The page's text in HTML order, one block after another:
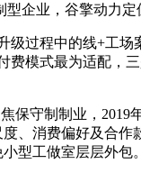
企业，谷擎动力定
程中的线+工场
模式最为适配，
守制制业，2019
、消费偏好及合
型工做室层层外